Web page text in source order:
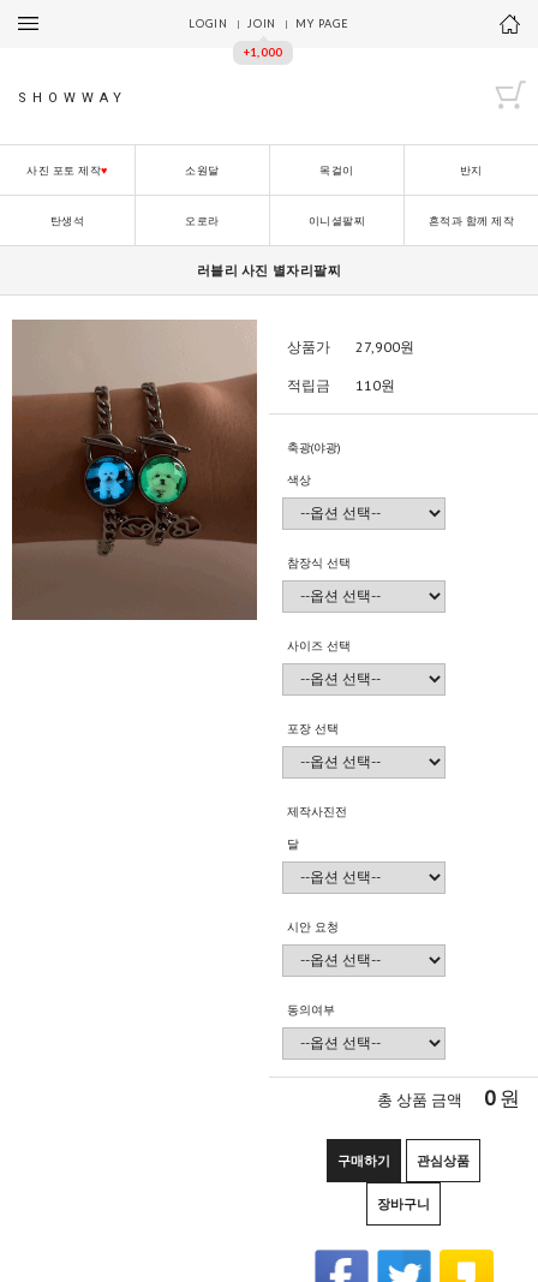
LOGIN JOIN
+1,000
MY PAGE
SHOWWAY
사진 포토 제작♥ 소원달 목걸이 반지
탄생석 오로라 이니셜팔찌 흔적과 함께 제작
러블리 사진 별자리팔찌
상품가 27,900원
적립금 110원
축광(야광)
색상
참장식 선택
사이즈 선택
포장 선택
제작사진전
달
시안 요청
동의여부
총 상품 금액 0원
구매하기 관심상품
장바구니